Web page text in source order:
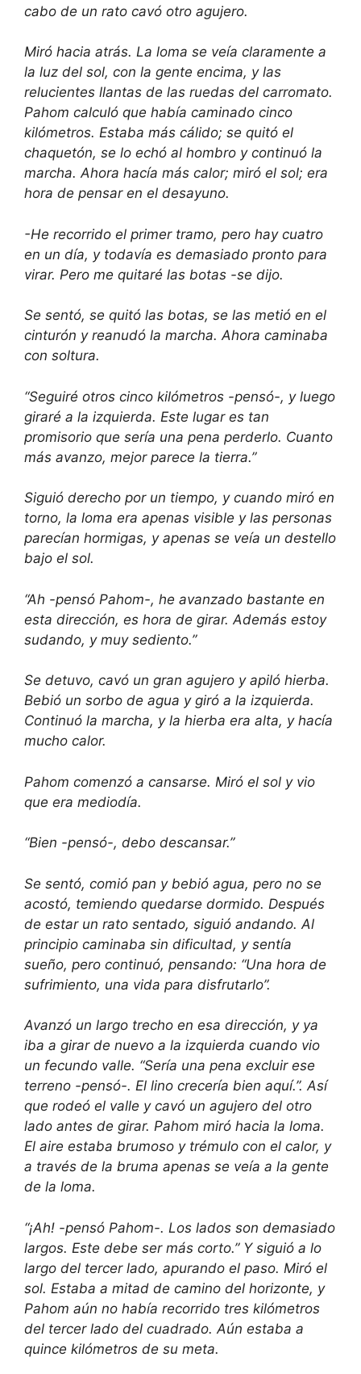
cabo de un rato cavó otro agujero.
Miró hacia atrás. La loma se veía claramente a
la luz del sol, con la gente encima, y las
relucientes llantas de las ruedas del carromato.
Pahom calculó que había caminado cinco
kilómetros. Estaba más cálido; se quitó el
chaquetón, se lo echó al hombro y continuó la
marcha. Ahora hacía más calor; miró el sol; era
hora de pensar en el desayuno.
-He recorrido el primer tramo, pero hay cuatro
en un día, y todavía es demasiado pronto para
virar. Pero me quitaré las botas -se dijo.
Se sentó, se quitó las botas, se las metió en el
cinturón y reanudó la marcha. Ahora caminaba
con soltura.
“Seguiré otros cinco kilómetros -pensó-, y luego
giraré a la izquierda. Este lugar es tan
promisorio que sería una pena perderlo. Cuanto
más avanzo, mejor parece la tierra.”
Siguió derecho por un tiempo, y cuando miró en
torno, la loma era apenas visible y las personas
parecían hormigas, y apenas se veía un destello
bajo el sol.
“Ah -pensó Pahom-, he avanzado bastante en
esta dirección, es hora de girar. Además estoy
sudando, y muy sediento.”
Se detuvo, cavó un gran agujero y apiló hierba.
Bebió un sorbo de agua y giró a la izquierda.
Continuó la marcha, y la hierba era alta, y hacía
mucho calor.
Pahom comenzó a cansarse. Miró el sol y vio
que era mediodía.
“Bien -pensó-, debo descansar.”
Se sentó, comió pan y bebió agua, pero no se
acostó, temiendo quedarse dormido. Después
de estar un rato sentado, siguió andando. Al
principio caminaba sin dificultad, y sentía
sueño, pero continuó, pensando: “Una hora de
sufrimiento, una vida para disfrutarlo”.
Avanzó un largo trecho en esa dirección, y ya
iba a girar de nuevo a la izquierda cuando vio
un fecundo valle. “Sería una pena excluir ese
terreno -pensó-. El lino crecería bien aquí.”. Así
que rodeó el valle y cavó un agujero del otro
lado antes de girar. Pahom miró hacia la loma.
El aire estaba brumoso y trémulo con el calor, y
a través de la bruma apenas se veía a la gente
de la loma.
“¡Ah! -pensó Pahom-. Los lados son demasiado
largos. Este debe ser más corto.” Y siguió a lo
largo del tercer lado, apurando el paso. Miró el
sol. Estaba a mitad de camino del horizonte, y
Pahom aún no había recorrido tres kilómetros
del tercer lado del cuadrado. Aún estaba a
quince kilómetros de su meta.